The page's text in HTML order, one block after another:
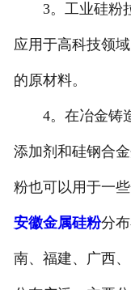
3。工业硅粉拉
应用于高科技领
的原材料。
4。在冶金铸造
添加剂和硅钢合
粉也可以用于一
安徽金属硅粉分
南、福建、广西